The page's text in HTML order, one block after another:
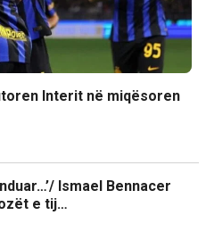
Interit në miqësoren
Ismael Bennacer
e tij…